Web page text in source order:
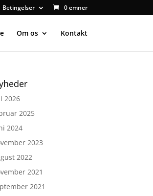
Betingelser 0 emner
Om os Kontakt
2026
2025
2024
2023
2022
2021
2021